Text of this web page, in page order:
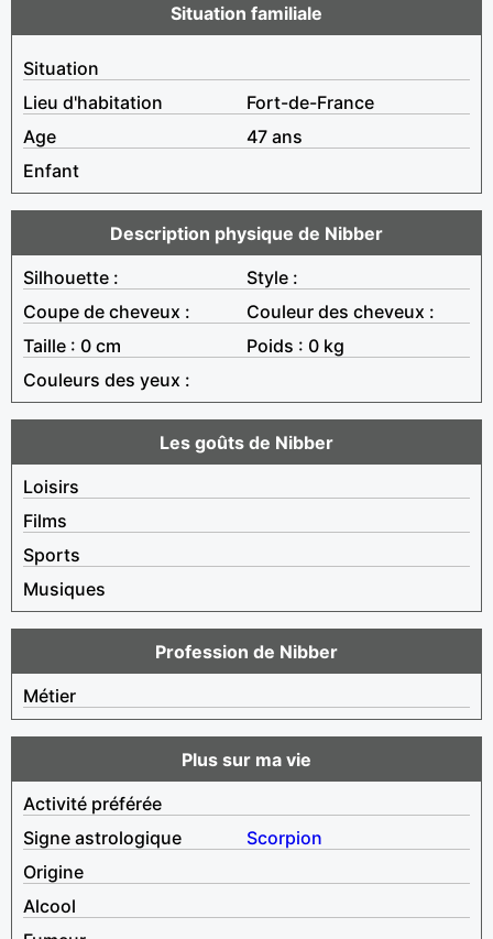
Situation familiale
Situation
Lieu d'habitation
Fort-de-France
Age
47 ans
Enfant
Description physique de Nibber
Silhouette :
Style :
Coupe de cheveux :
Couleur des cheveux :
Taille : 0 cm
Poids : 0 kg
Couleurs des yeux :
Les goûts de Nibber
Loisirs
Films
Sports
Musiques
Profession de Nibber
Métier
Plus sur ma vie
Activité préférée
Signe astrologique
Scorpion
Origine
Alcool